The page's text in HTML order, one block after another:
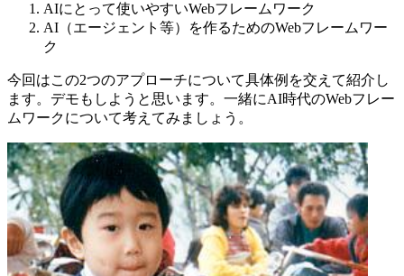
AIにとって使いやすいWebフレームワーク
AI（エージェント等）を作るためのWebフレームワー
ク
今回はこの2つのアプローチについて具体例を交えて紹介し
ます。デモもしようと思います。一緒にAI時代のWebフレー
ムワークについて考えてみましょう。